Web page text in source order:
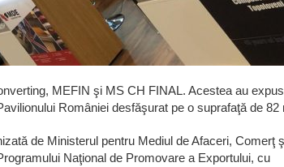
MEFIN şi MS CH FINAL. Acestea au
României desfăşurat pe o suprafaţă de 82
de Ministerul pentru Mediul de Afaceri, Comerţ
Naţional de Promovare a Exportului, cu